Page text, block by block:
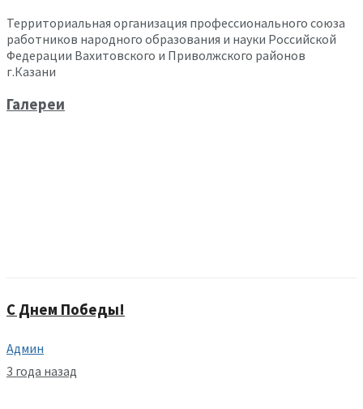
Территориальная организация профессионального союза
работников народного образования и науки Российской
Федерации Вахитовского и Приволжского районов
г.Казани
Галереи
С Днем Победы!
Админ
3 года назад